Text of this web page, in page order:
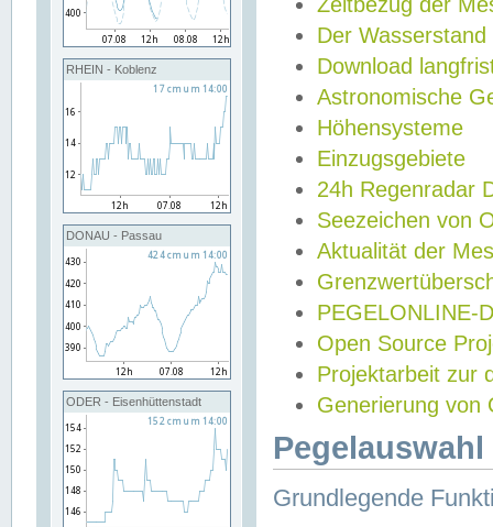
RHEIN - Koblenz
DONAU - Passau
ODER - Eisenhüttenstadt
Der Wasserstand
Download
Astronomische
Höhensysteme
Einzugsgebiete
24h Regenradar
Seezeichen von
Aktualität der
PEGELONLINE-
Open Source
Projektarbeit zur
Generierung von
Grundlegende